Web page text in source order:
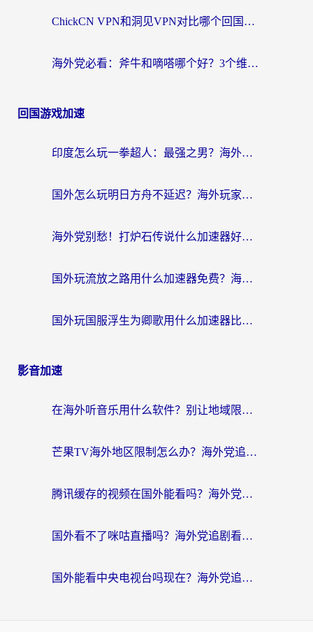
ChickCN VPN和洞见VPN对比哪个回国效果更好？海外党亲测3款加速器+避坑指南
海外党必看：斧牛和嘀嗒哪个好？3个维度教你选对回国加速器
回国游戏加速
印度怎么玩一拳超人：最强之男？海外党国服游戏加速避坑指南
国外怎么玩明日方舟不延迟？海外玩家国服游戏加速终极指南（附DNF梦幻诛仙解决方案）
海外党别愁！打炉石传说什么加速器好用？3个实用技巧解决国服游戏卡顿
国外玩流放之路用什么加速器免费？海外党亲测有效的国服游戏加速指南
国外玩国服浮生为卿歌用什么加速器比较好？海外党亲测不踩坑指南
影音加速
在海外听音乐用什么软件？别让地域限制断了你的华语歌单
芒果TV海外地区限制怎么办？海外党追剧看片的实用加速器选择指南
腾讯缓存的视频在国外能看吗？海外党追剧看片的终极解决方案
国外看不了咪咕直播吗？海外党追剧看片的加速器选择指南
国外能看中央电视台吗现在？海外党追剧看央视的实用指南